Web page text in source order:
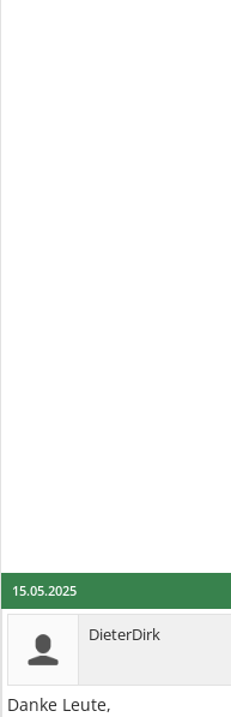
15.05.2025
DieterDirk
Danke Leute,